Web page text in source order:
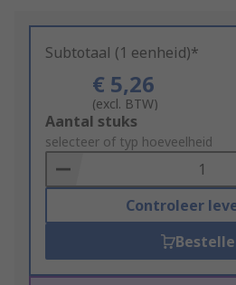
Subtotaal (1 eenheid)*
€ 5,26
(excl. BTW)
Add
to
Basket
Aantal stuks
selecteer of typ hoeveelheid
Controleer